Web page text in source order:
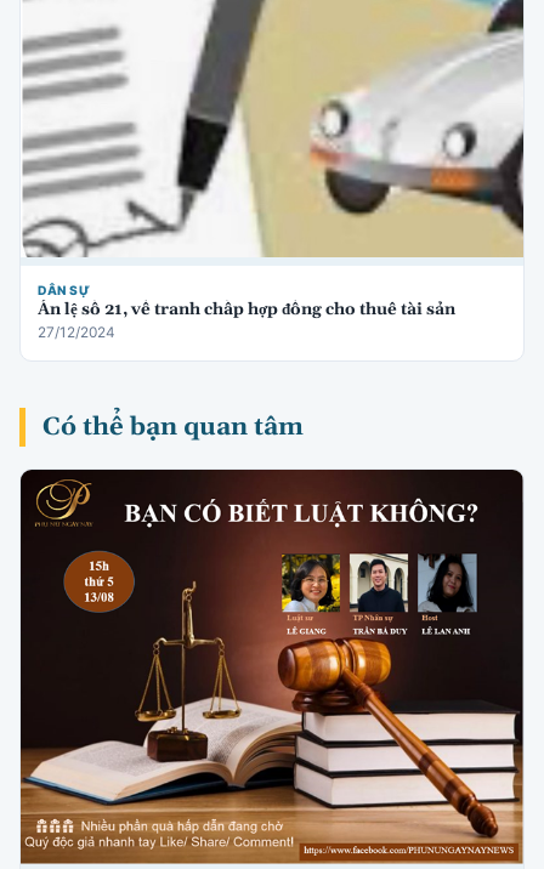
DÂN SỰ
Án lệ số 21, về tranh chấp hợp đồng cho thuê tài sản
27/12/2024
Có thể bạn quan tâm